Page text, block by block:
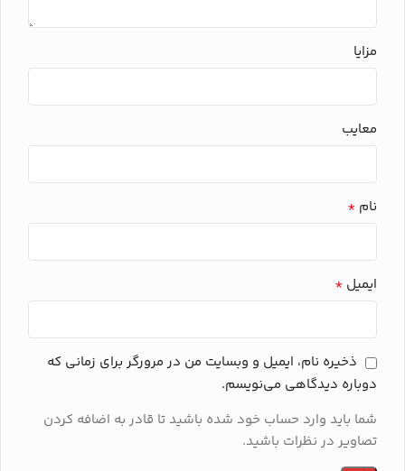
مزایا
معایب
نام *
ایمیل *
ذخیره نام، ایمیل و وبسایت من در مرورگر برای زمانی که
دوباره دیدگاهی می‌نویسم.
شما باید وارد حساب خود شده باشید تا قادر به اضافه کردن
تصاویر در نظرات باشید.